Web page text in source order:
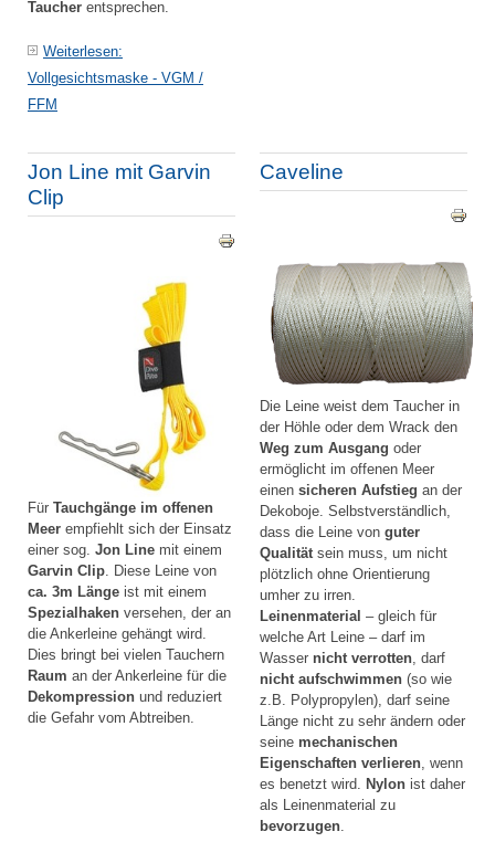
Taucher entsprechen.
Weiterlesen:
Vollgesichtsmaske - VGM /
FFM
Jon Line mit Garvin
Clip
Für Tauchgänge im offenen
Meer empfiehlt sich der Einsatz
einer sog. Jon Line mit einem
Garvin Clip. Diese Leine von
ca. 3m Länge ist mit einem
Spezialhaken versehen, der an
die Ankerleine gehängt wird.
Dies bringt bei vielen Tauchern
Raum an der Ankerleine für die
Dekompression und reduziert
die Gefahr vom Abtreiben.
Caveline
Die Leine weist dem Taucher in
der Höhle oder dem Wrack den
Weg zum Ausgang oder
ermöglicht im offenen Meer
einen sicheren Aufstieg an der
Dekoboje. Selbstverständlich,
dass die Leine vonguter
Qualitätsein muss, um nicht
plötzlich ohne Orientierung
umher zu irren.
Leinenmaterial – gleich für
welche Art Leine – darf im
Wasser nicht verrotten, darf
nicht aufschwimmen (so wie
z.B. Polypropylen), darf seine
Länge nicht zu sehr ändern oder
seine mechanischen
Eigenschaften verlieren, wenn
es benetzt wird. Nylon ist daher
als Leinenmaterial zu
bevorzugen.